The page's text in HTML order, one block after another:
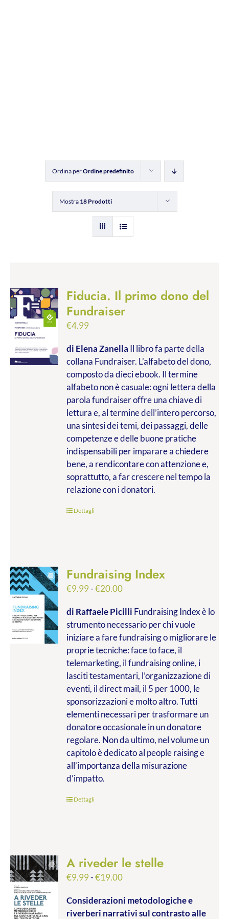
Ordina perOrdine predefinito
Mostra 18 Prodotti
Fiducia. Il primo dono del
Fundraiser
€4.99
di Elena Zanella Il libro fa parte della
collana Fundraiser. L’alfabeto del dono,
composto da dieci ebook. Il termine
alfabeto non è casuale: ogni lettera della
parola fundraiser offre una chiave di
lettura e, al termine dell’intero percorso,
una sintesi dei temi, dei passaggi, delle
competenze e delle buone pratiche
indispensabili per imparare a chiedere
bene, a rendicontare con attenzione e,
soprattutto, a far crescere nel tempo la
relazione con i donatori.
Dettagli
Fundraising Index
€9.99-€20.00Fascia
prezzo:
da
€9.99
a
€20.00
di Raffaele Picilli Fundraising Index è lo
strumento necessario per chi vuole
iniziare a fare fundraising o migliorare le
proprie tecniche: face to face, il
telemarketing, il fundraising online, i
lasciti testamentari, l’organizzazione di
eventi, il direct mail, il 5 per 1000, le
sponsorizzazioni e molto altro. Tutti
elementi necessari per trasformare un
donatore occasionale in un donatore
regolare. Non da ultimo, nel volume un
capitolo è dedicato al people raising e
all’importanza della misurazione
d’impatto.
Dettagli
A riveder le stelle
€9.99-€19.00Fascia
prezzo:
da
Considerazioni metodologiche e
riverberi narrativi sul contrasto alle